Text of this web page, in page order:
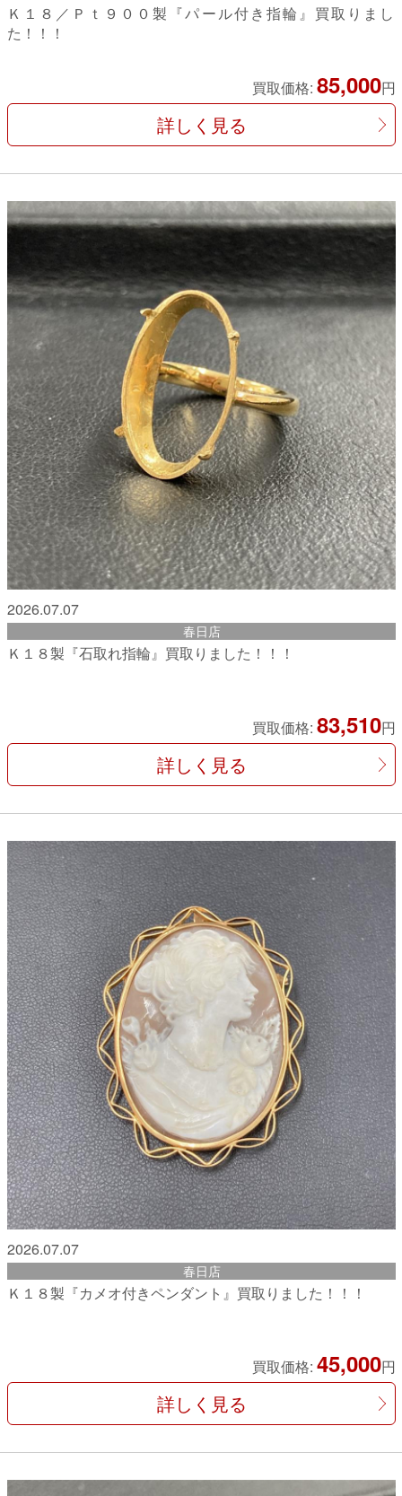
Ｋ１８／Ｐｔ９００製『パール付き指輪』買取りまし
た！！！
買取価格: 85,000円
詳しく見る
2026.07.07
春日店
Ｋ１８製『石取れ指輪』買取りました！！！
買取価格: 83,510円
詳しく見る
2026.07.07
春日店
Ｋ１８製『カメオ付きペンダント』買取りました！！！
買取価格: 45,000円
詳しく見る